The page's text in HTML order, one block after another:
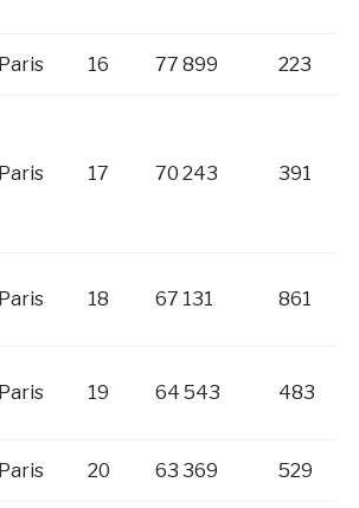
Paris 16 77 899 223
Paris 17 70 243 391
Paris 18 67 131 861
Paris 19 64 543 483
Paris 20 63 369 529